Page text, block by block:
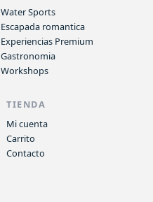
Water Sports
Escapada romantica
Experiencias Premium
Gastronomia
Workshops
TIENDA
Mi cuenta
Carrito
Contacto